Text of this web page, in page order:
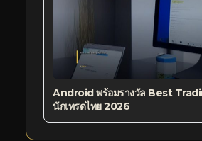
Android พร้อมรางวัล Best
นักเทรดไทย 2026